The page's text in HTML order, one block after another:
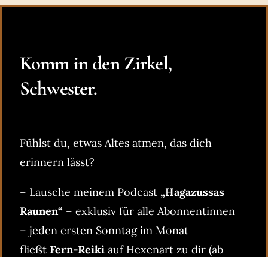
Komm in den Zirkel,
Schwester.
Fühlst du, etwas Altes atmen, das dich
erinnern lässt?
– Lausche meinem Podcast „Hagazussas
Raunen“ – exklusiv für alle Abonnentinnen
– jeden ersten Sonntag im Monat
fließt Fern-Reiki auf Hexenart zu dir (ab